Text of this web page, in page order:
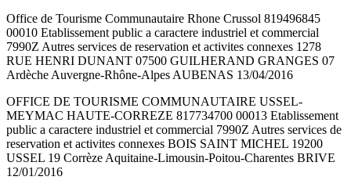
Office de Tourisme Communautaire Rhone Crussol 819496845
00010 Etablissement public a caractere industriel et commercial
7990Z Autres services de reservation et activites connexes 1278
RUE HENRI DUNANT 07500 GUILHERAND GRANGES 07
Ardèche Auvergne-Rhône-Alpes AUBENAS 13/04/2016
OFFICE DE TOURISME COMMUNAUTAIRE USSEL-
MEYMAC HAUTE-CORREZE 817734700 00013 Etablissement
public a caractere industriel et commercial 7990Z Autres services de
reservation et activites connexes BOIS SAINT MICHEL 19200
USSEL 19 Corrèze Aquitaine-Limousin-Poitou-Charentes BRIVE
12/01/2016